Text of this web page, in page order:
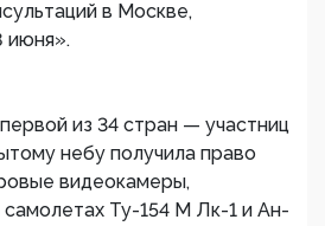
в Москве,
июня».
из 34 стран — участниц
небу получила право
видеокамеры,
Ту-154 М Лк-1 и Ан-